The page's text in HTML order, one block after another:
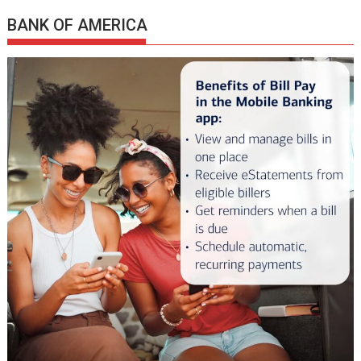
BANK OF AMERICA